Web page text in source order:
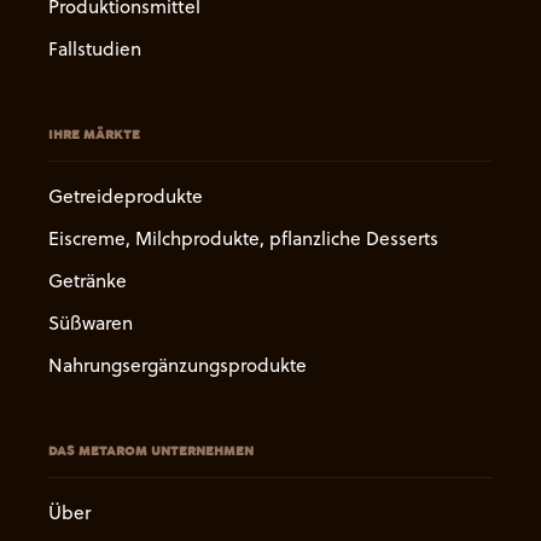
Produktionsmittel
Fallstudien
IHRE MÄRKTE
Getreideprodukte
Eiscreme, Milchprodukte, pflanzliche Desserts
Getränke
Süßwaren
Nahrungsergänzungsprodukte
DAS METAROM UNTERNEHMEN
Über